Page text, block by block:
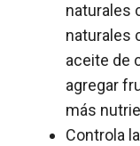
naturales
naturales
aceite de
agregar
más
Controla